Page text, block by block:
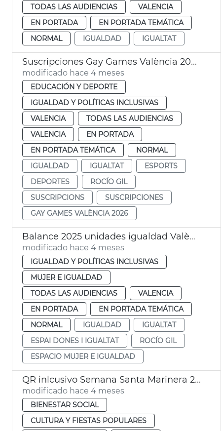
TODAS LAS AUDIENCIAS
VALENCIA
EN PORTADA
EN PORTADA TEMÁTICA
NORMAL
IGUALDAD IGUALTAT
Suscripciones Gay Games València 2026
modificado hace 4 meses
EDUCACIÓN Y DEPORTE
IGUALDAD Y POLÍTICAS INCLUSIVAS
VALENCIA
TODAS LAS AUDIENCIAS
VALENCIA
EN PORTADA
EN PORTADA TEMÁTICA
NORMAL
IGUALDAD
IGUALTAT
ESPORTS
DEPORTES
ROCÍO GIL
SUSCRIPCIONS
SUSCRIPCIONES
GAY GAMES VALÈNCIA 2026
Balance 2025 unidades igualdad València
modificado hace 4 meses
IGUALDAD Y POLÍTICAS INCLUSIVAS
MUJER E IGUALDAD
TODAS LAS AUDIENCIAS
VALENCIA
EN PORTADA
EN PORTADA TEMÁTICA
NORMAL
IGUALDAD
IGUALTAT
ESPAI DONES I IGUALTAT
ROCÍO GIL
ESPACIO MUJER E IGUALDAD
QR inlcusivo Semana Santa Marinera 2026
modificado hace 4 meses
BIENESTAR SOCIAL
CULTURA Y FIESTAS POPULARES